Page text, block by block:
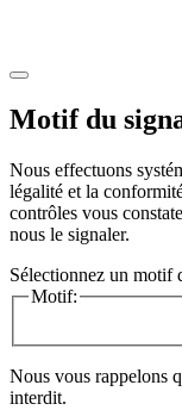
Motif du
Nous effectuons
légalité et la
contrôles vous
nous le signaler.
Sélectionnez un motif
Motif:
Nous vous rappelons
interdit.